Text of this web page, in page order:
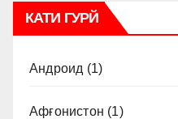
КАТИ ГУРЙ
Андроид (1)
Афғонистон (1)